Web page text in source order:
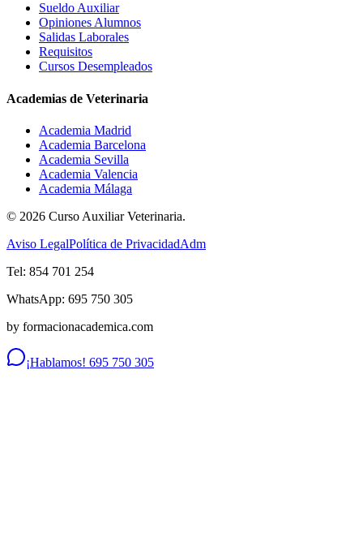
Sueldo Auxiliar
Opiniones Alumnos
Salidas Laborales
Requisitos
Cursos Desempleados
Academias de Veterinaria
Academia Madrid
Academia Barcelona
Academia Sevilla
Academia Valencia
Academia Málaga
© 2026 Curso Auxiliar Veterinaria.
Aviso LegalPolítica de PrivacidadAdm
Tel: 854 701 254
WhatsApp: 695 750 305
by formacionacademica.com
¡Hablamos! 695 750 305